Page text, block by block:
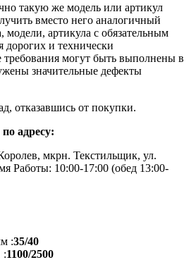
такую же модель или артикул
вместо него аналогичный
модели, артикула с обязательным
дорогих и технически
могут быть выполнены в
значительные дефекты
отказавшись от покупки.
адресу:
мкрн. Текстильщик, ул.
Работы: 10:00-17:00 (обед 13:00-
:35/40
:1100/2500